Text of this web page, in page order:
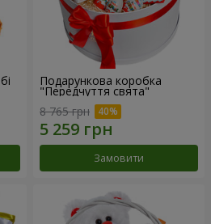
Подарункова коробка
"Передчуття свята"
8 765 грн
Замовити